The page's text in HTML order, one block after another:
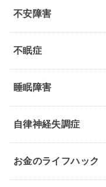
不安障害
不眠症
睡眠障害
自律神経失調症
お金のライフハック